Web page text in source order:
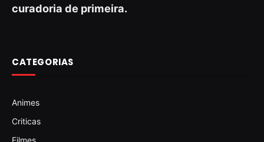
curadoria de primeira.
CATEGORIAS
Animes
Criticas
Filmes